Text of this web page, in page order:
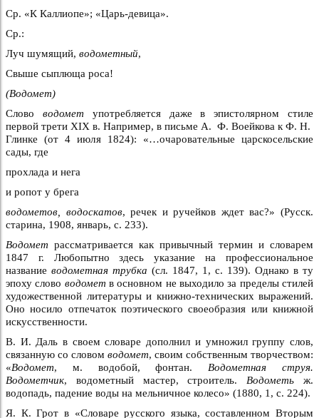
Ср. «К Каллиопе»; «Царь-девица».
Ср.:
Луч шумящий, водометный,
Свыше сыплюща роса!
(Водомет)
Слово водомет употребляется даже в эпистолярном стиле
первой трети XIX в. Например, в письме А. Ф. Воейкова к Ф. Н.
Глинке (от 4 июля 1824): «…очаровательные царскосельские
сады, где
прохлада и нега
и ропот у брега
водометов, водоскатов, речек и ручейков ждет вас?» (Русск.
старина, 1908, январь, с. 233).
Водомет рассматривается как привычный термин и словарем
1847 г. Любопытно здесь указание на профессиональное
название водометная трубка (сл. 1847, 1, с. 139). Однако в ту
эпоху слово водомет в основном не выходило за пределы стилей
художественной литературы и книжно-технических выражений.
Оно носило отпечаток поэтического своеобразия или книжной
искусственности.
В. И. Даль в своем словаре дополнил и умножил группу слов,
связанную со словом водомет, своим собственным творчеством:
«Водомет, м. водобой, фонтан. Водометная струя.
Водометчик, водометный мастер, строитель. Водометь ж.
водопадь, падение воды на мельничное колесо» (1880, 1, с. 224).
Я. К. Грот в «Словаре русского языка, составленном Вторым